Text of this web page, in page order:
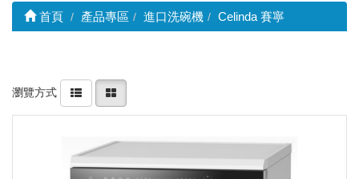
首頁 產品專區 進口洗碗機 Celinda 賽寧
瀏覽方式